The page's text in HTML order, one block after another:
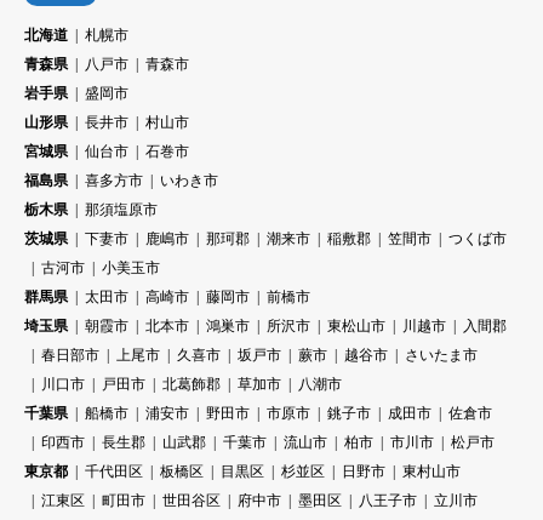
北海道
札幌市
青森県
八戸市
青森市
岩手県
盛岡市
山形県
長井市
村山市
宮城県
仙台市
石巻市
福島県
喜多方市
いわき市
栃木県
那須塩原市
茨城県
下妻市 鹿嶋市 那珂郡 潮来市 稲敷郡 笠間市
つくば市
古河市
小美玉市
群馬県
太田市 高崎市 藤岡市
前橋市
埼玉県
朝霞市 北本市 鴻巣市 所沢市 東松山市 川越市
入間郡
春日部市
上尾市 久喜市 坂戸市 蕨市 越谷市
さいたま市
川口市
戸田市 北葛飾郡 草加市
八潮市
千葉県
船橋市 浦安市 野田市 市原市 銚子市 成田市
佐倉市
印西市
長生郡 山武郡 千葉市 流山市 柏市 市川市
松戸市
東京都
千代田区 板橋区 目黒区 杉並区 日野市
東村山市
江東区
町田市 世田谷区 府中市 墨田区 八王子市
立川市